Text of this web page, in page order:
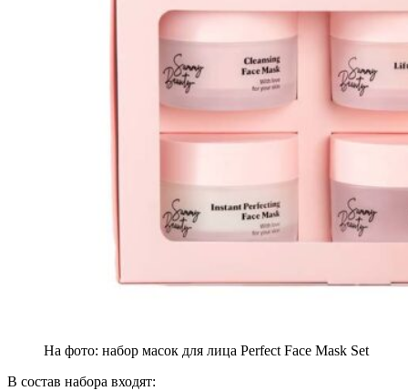
На фото: набор масок для лица Perfect Face Mask Set
В состав набора входят: